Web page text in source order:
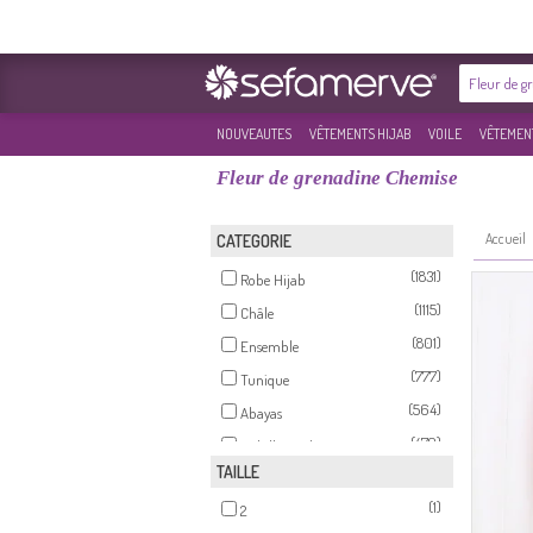
NOUVEAUTES VÊTEMENTS HIJAB VOILE
Fleur de grenadine Chemise
CATEGORIE
Robe Hijab
(1831)
Châle
(1115)
Ensemble
(801)
Tunique
(777)
Abayas
(564)
Habillé Hijab
(479)
Jupe
Pantalon
(219)
TAILLE
2
(1)
Accueil